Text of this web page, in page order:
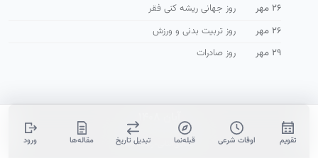
تقویم اوقات شرعی قبله‌نما تبدیل تاریخ مقاله‌ها ورود
۲۶ مهر
روز جهانی ریشه کنی فقر
۲۶ مهر
روز تربیت بدنی و ورزش
۲۹ مهر
روز صادرات
October-November 2029
جمادی‌الثانی-رجب ۱۴۵۱